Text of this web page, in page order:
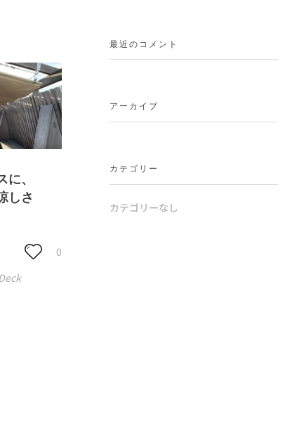
、
しさ
0
最近のコメント
アーカイブ
カテゴリー
カテゴリーなし